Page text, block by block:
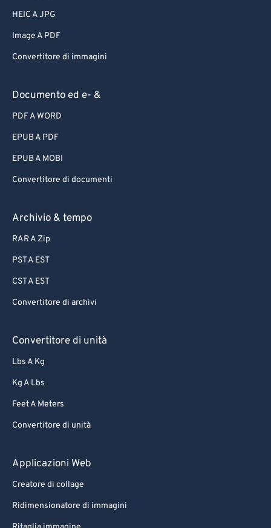
HEIC A JPG
Image A PDF
Convertitore di immagini
Documento ed e- &
PDF A WORD
EPUB A PDF
EPUB A MOBI
Convertitore di documenti
Archivio & tempo
RAR A Zip
PST A EST
CST A EST
Convertitore di archivi
Convertitore di unità
Lbs A Kg
Kg A Lbs
Feet A Meters
Convertitore di unità
Applicazioni Web
Creatore di collage
Ridimensionatore di immagini